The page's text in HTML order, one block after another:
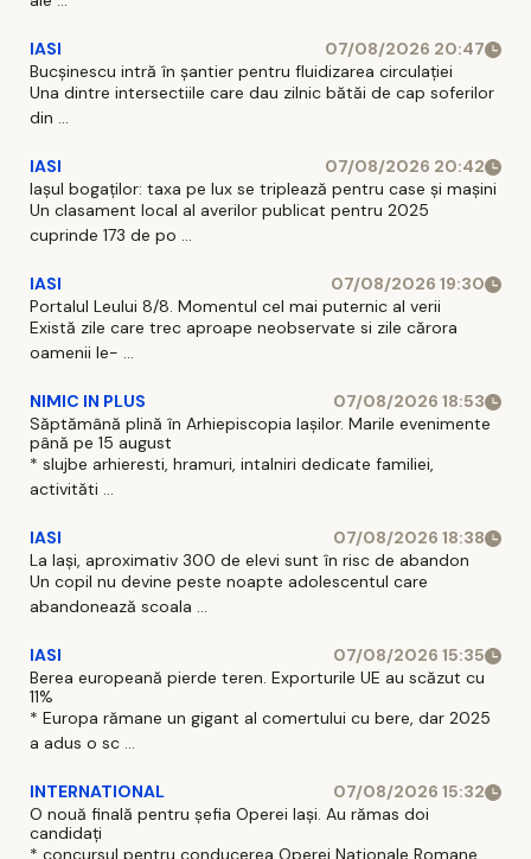
IASI
07/08/2026 20:47
Bucșinescu intră în șantier pentru fluidizarea circulației
Una dintre intersectiile care dau zilnic bătăi de cap soferilor
din ...
IASI
07/08/2026 20:42
Iașul bogaților: taxa pe lux se triplează pentru case și mașini
Un clasament local al averilor publicat pentru 2025
cuprinde 173 de po ...
IASI
07/08/2026 19:30
Portalul Leului 8/8. Momentul cel mai puternic al verii
Există zile care trec aproape neobservate si zile cărora
oamenii le- ...
NIMIC IN PLUS
07/08/2026 18:53
Săptămână plină în Arhiepiscopia Iașilor. Marile evenimente
până pe 15 august
* slujbe arhieresti, hramuri, intalniri dedicate familiei,
activităti ...
IASI
07/08/2026 18:38
La Iași, aproximativ 300 de elevi sunt în risc de abandon
Un copil nu devine peste noapte adolescentul care
abandonează scoala ...
IASI
07/08/2026 15:35
Berea europeană pierde teren. Exporturile UE au scăzut cu
11%
* Europa rămane un gigant al comertului cu bere, dar 2025
a adus o sc ...
INTERNATIONAL
07/08/2026 15:32
O nouă finală pentru șefia Operei Iași. Au rămas doi
candidați